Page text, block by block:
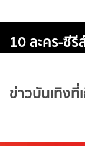
10 ละคร-ซี
ข่าวบันเทิงที่